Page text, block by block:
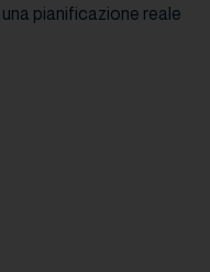
pianificazione reale